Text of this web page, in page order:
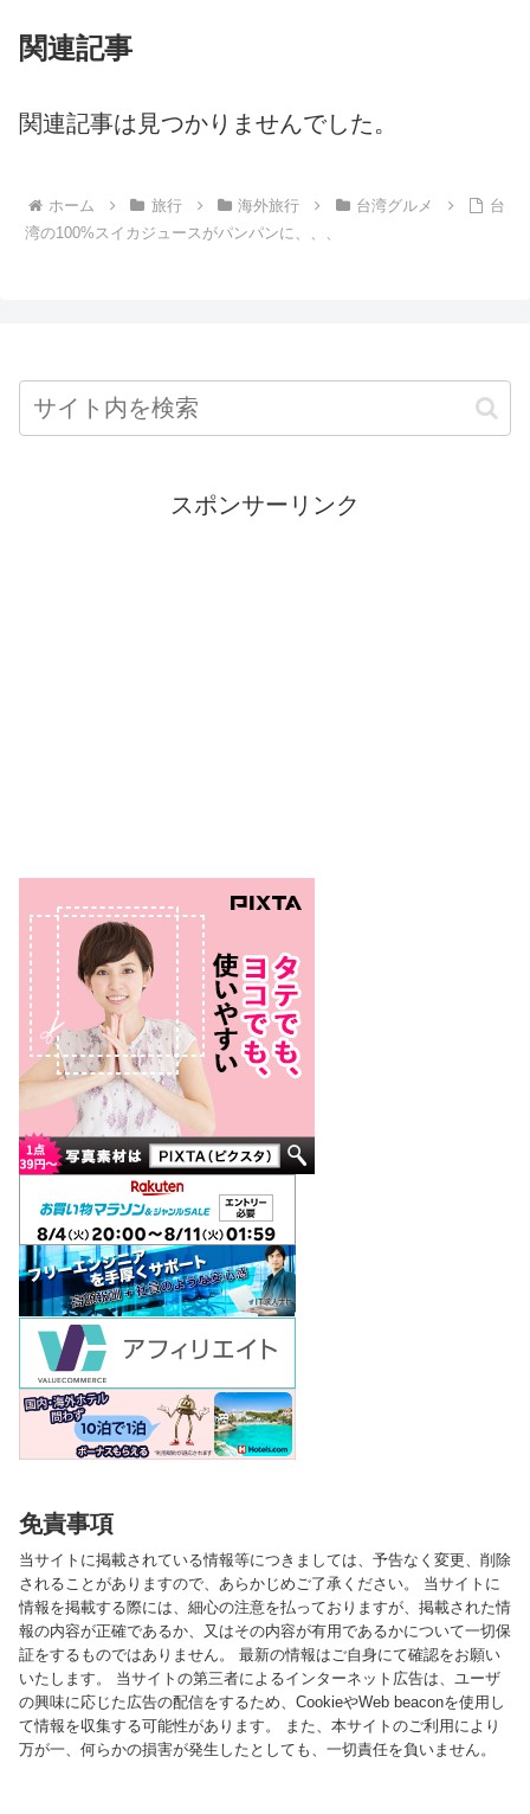
関連記事
関連記事は見つかりませんでした。
ホーム 旅行 海外旅行 台湾グルメ
台
湾の100%スイカジュースがパンパンに、、、
スポンサーリンク
免責事項
当サイトに掲載されている情報等につきましては、予告なく変更、削除
されることがありますので、あらかじめご了承ください。 当サイトに
情報を掲載する際には、細心の注意を払っておりますが、掲載された情
報の内容が正確であるか、又はその内容が有用であるかについて一切保
証をするものではありません。 最新の情報はご自身にて確認をお願い
いたします。 当サイトの第三者によるインターネット広告は、ユーザ
の興味に応じた広告の配信をするため、CookieやWeb beaconを使用し
て情報を収集する可能性があります。 また、本サイトのご利用により
万が一、何らかの損害が発生したとしても、一切責任を負いません。